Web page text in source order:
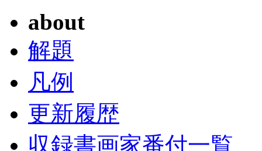
about
解題
凡例
更新履歴
収録書画家番付一覧